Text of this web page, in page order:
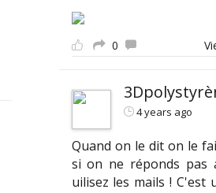
0
4 years ago
Quand on le dit on le
si on ne réponds pas
uilisez les mails ! C'est